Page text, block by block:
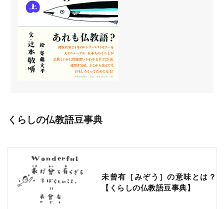
くらしの仏教語豆事典
未曾有［みぞう］の意味とは？
【くらしの仏教語豆事典】